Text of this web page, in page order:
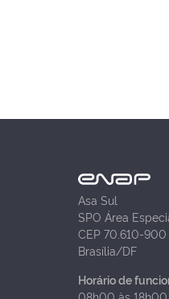
Asa Sul
SPO Área
CEP 70.610-900
Brasília/DF
Horário de